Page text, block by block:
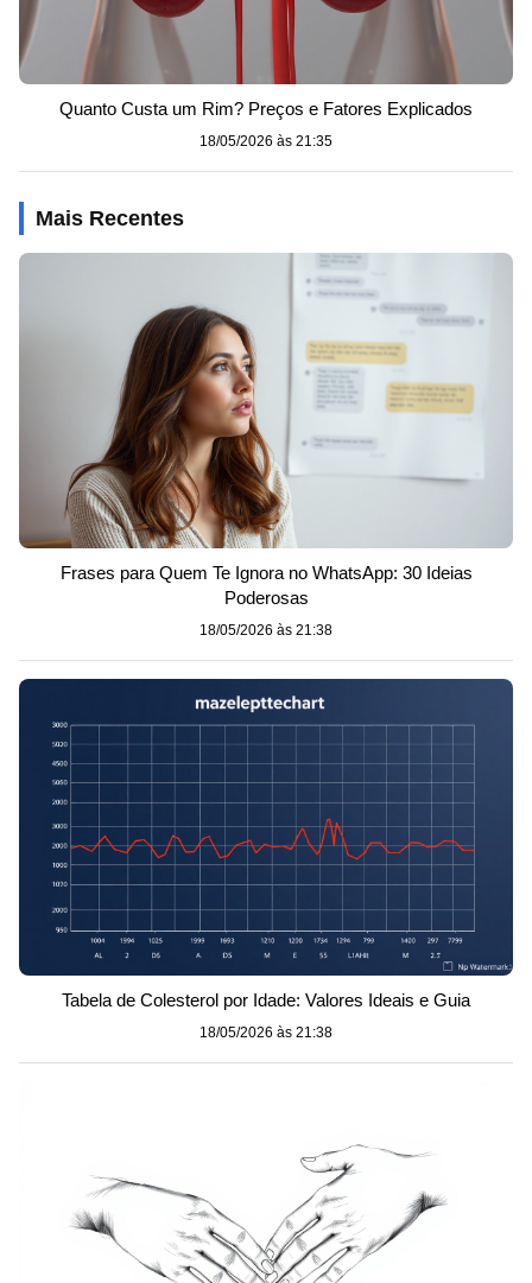
Quanto Custa um Rim? Preços e Fatores Explicados
18/05/2026 às 21:35
Mais Recentes
Frases para Quem Te Ignora no WhatsApp: 30 Ideias
Poderosas
18/05/2026 às 21:38
Tabela de Colesterol por Idade: Valores Ideais e Guia
18/05/2026 às 21:38